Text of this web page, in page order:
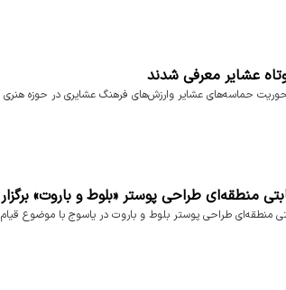
عشایر معرفی شدند
حماسه‌های عشایر وارزش‌های فرهنگ عشایری در حوزه هنری
منطقه‌ای طراحی پوستر «بلوط و باروت»
منطقه‌ای طراحی پوستر بلوط و باروت در یاسوج با موضوع